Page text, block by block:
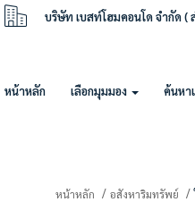
บริษัท เบสท์โฮมคอนโด จำกัด (
หน้าหลัก เลือกมุมมอง ค้นหา
หน้าหลัก อสังหาริมทรัพย์